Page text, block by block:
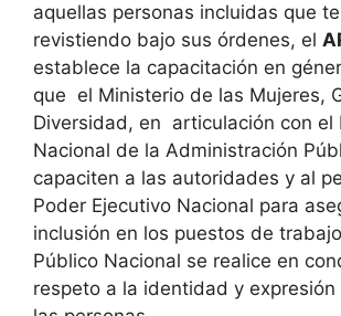
aquellas personas incluidas que
revistiendo bajo sus órdenes, el
establece la capacitación en
que el Ministerio de las Mujeres,
Diversidad, en articulación con el
Nacional de la Administración
capaciten a las autoridades y al
Poder Ejecutivo Nacional para
inclusión en los puestos de
Público Nacional se realice en
respeto a la identidad y